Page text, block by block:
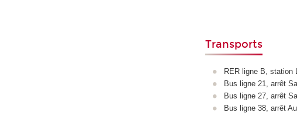
Transports
RER ligne B, station
Bus ligne 21, arrêt
Bus ligne 27, arrêt
Bus ligne 38, arrêt